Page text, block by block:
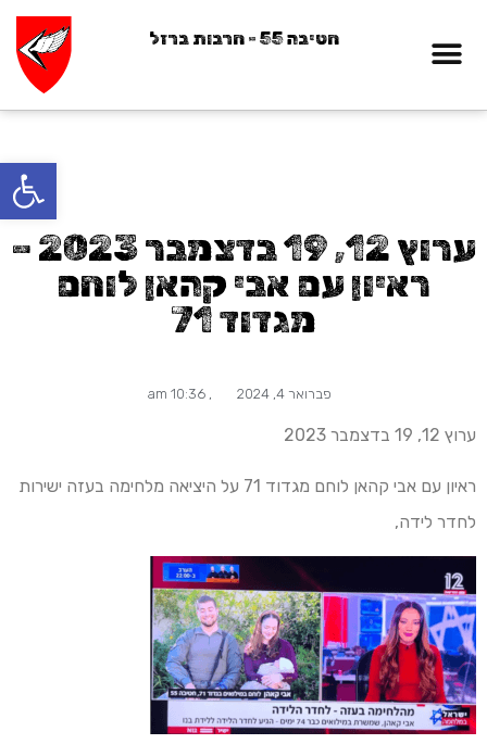
פתח
חטיבה 55 - חרבות ברזל
ערוץ 12, 19 בדצמבר 2023 –
ראיון עם אבי קהאן לוחם
מגדוד 71
פברואר 4, 2024 10:36 am
ערוץ 12, 19 בדצמבר 2023
ראיון עם אבי קהאן לוחם מגדוד 71 על היציאה מלחימה בעזה ישירות
לחדר לידה,